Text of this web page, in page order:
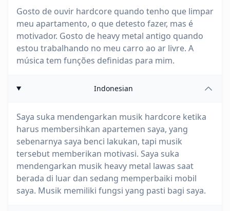
Gosto de ouvir hardcore quando tenho que limpar
meu apartamento, o que detesto fazer, mas é
motivador. Gosto de heavy metal antigo quando
estou trabalhando no meu carro ao ar livre. A
música tem funções definidas para mim.
Indonesian
Saya suka mendengarkan musik hardcore ketika
harus membersihkan apartemen saya, yang
sebenarnya saya benci lakukan, tapi musik
tersebut memberikan motivasi. Saya suka
mendengarkan musik heavy metal lawas saat
berada di luar dan sedang memperbaiki mobil
saya. Musik memiliki fungsi yang pasti bagi saya.